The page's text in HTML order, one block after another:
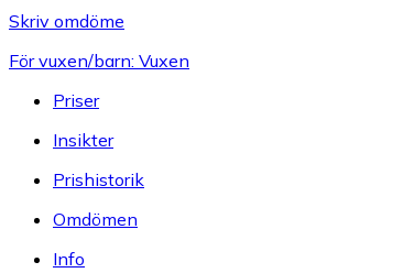
Skriv omdöme
För vuxen/barn: Vuxen
Priser
Insikter
Prishistorik
Omdömen
Info